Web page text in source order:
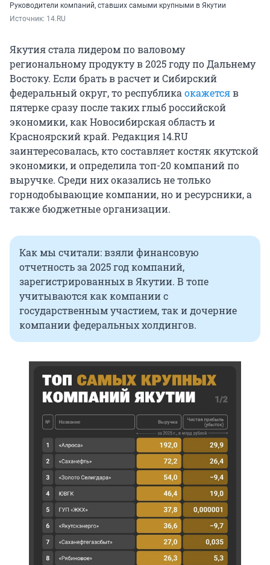
Руководители компаний, ставших самыми крупными в Якутии
Источник: 14.RU
Якутия стала лидером по валовому
региональному продукту в 2025 году по Дальнему
Востоку. Если брать в расчет и Сибирский
федеральный округ, то республика окажетсяв
пятерке сразу после таких глыб российской
экономики, как Новосибирская область и
Красноярский край. Редакция 14.RU
заинтересовалась, кто составляет костяк якутской
экономики, и определила топ-20 компаний по
выручке. Среди них оказались не только
горнодобывающие компании, но и ресурсники, а
также бюджетные организации.
Как мы считали: взяли финансовую
отчетность за 2025 год компаний,
зарегистрированных в Якутии. В топе
учитываются как компании с
государственным участием, так и дочерние
компании федеральных холдингов.